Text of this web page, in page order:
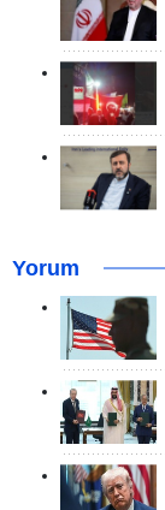
Yorum